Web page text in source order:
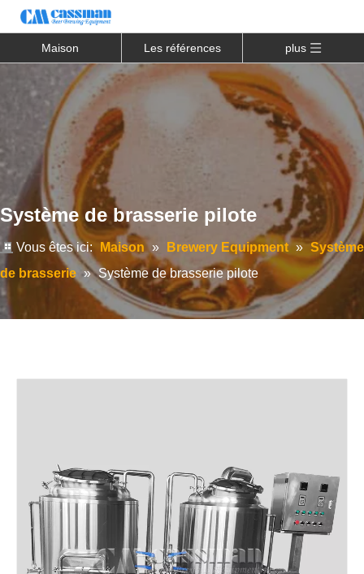
Maison Les références plus
Système de brasserie pilote
Vous êtes ici: Maison » Brewery Equipment » Système
de brasserie » Système de brasserie pilote